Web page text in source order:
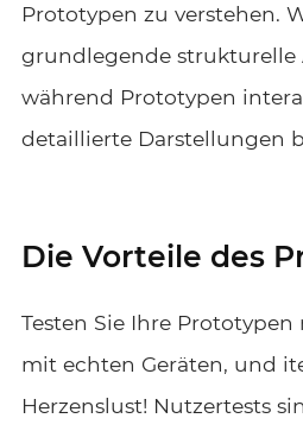
Prototypen zu verstehen.
grundlegende strukturelle
während Prototypen
detaillierte Darstellungen
Die Vorteile des
Testen Sie Ihre
mit echten Geräten, und
Herzenslust! Nutzertests